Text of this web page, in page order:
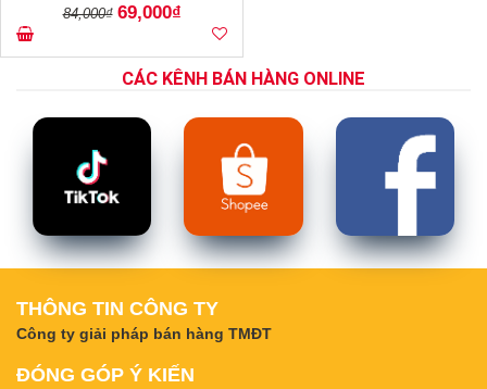
84,000₫ 69,000₫
CÁC KÊNH BÁN HÀNG ONLINE
THÔNG TIN CÔNG TY
Công ty giải pháp bán hàng TMĐT
ĐÓNG GÓP Ý KIẾN